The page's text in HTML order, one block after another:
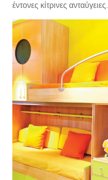
έντονες κίτρινες ανταύγειες.